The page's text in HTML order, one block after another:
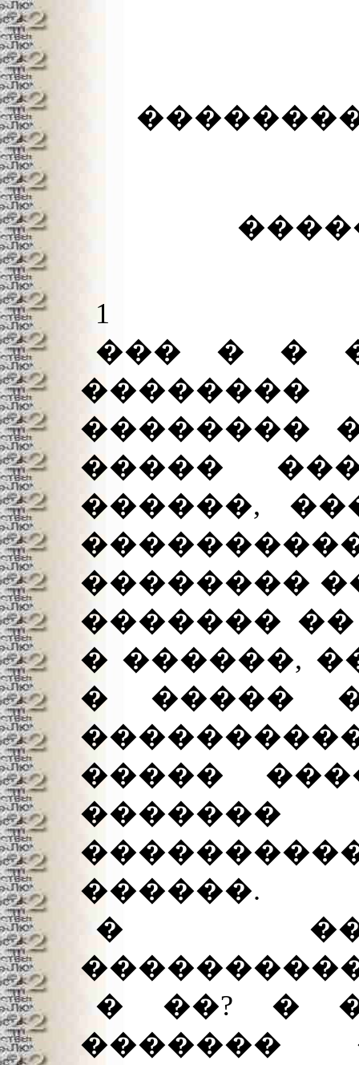
1
��� � �
��������
�����
������,
��������
�������
� ������,
� �����
�����
������.
�
� ��? �
�������